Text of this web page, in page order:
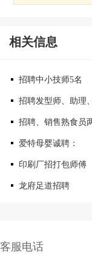
相关信息
招聘中小技师5名
招聘发型师、助理
招聘、销售熟食员
爱特母婴诚聘：
印刷厂招打包师傅
龙府足道招聘
客服电话